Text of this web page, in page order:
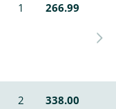
1 266.99
2 338.00